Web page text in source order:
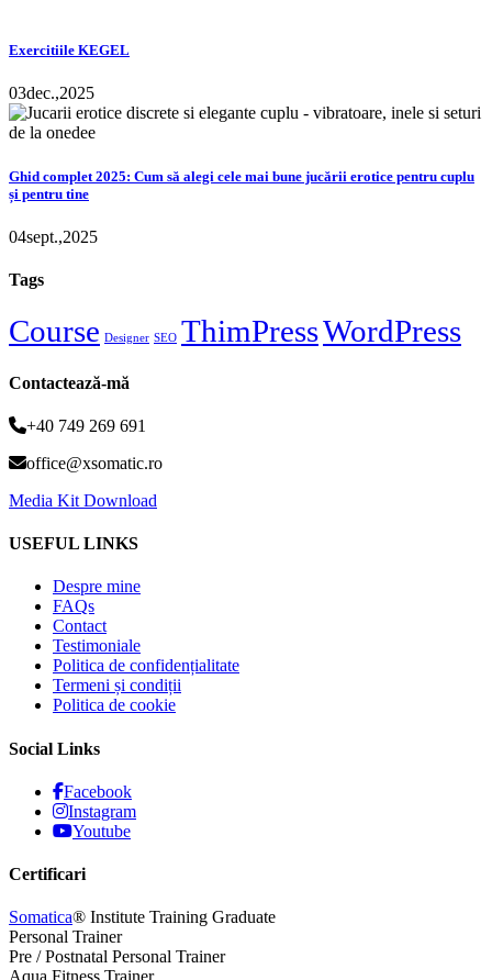
Exercitiile KEGEL
03dec.,2025
Ghid complet 2025: Cum să alegi cele mai bune jucării erotice pentru cuplu
și pentru tine
04sept.,2025
Tags
Course Designer SEO ThimPressWordPress
Contactează-mă
+40 749 269 691
office@xsomatic.ro
Media Kit Download
USEFUL LINKS
Despre mine
FAQs
Contact
Testimoniale
Politica de confidențialitate
Termeni și condiții
Politica de cookie
Social Links
Facebook
Instagram
Youtube
Certificari
Somatica® Institute Training Graduate
Personal Trainer
Pre / Postnatal Personal Trainer